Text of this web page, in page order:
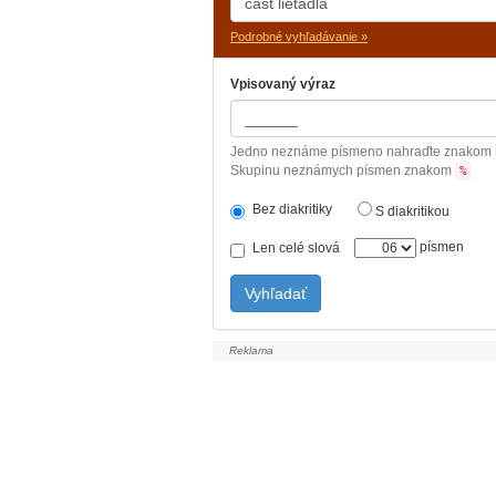
Podrobné vyhľadávanie »
Vpisovaný výraz
Jedno neznáme písmeno nahraďte znakom
Skupinu neznámych písmen znakom %
Bez diakritiky S diakritikou
Len celé slová písmen
Vyhľadať